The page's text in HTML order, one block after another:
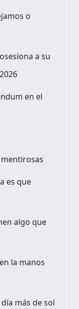
o
a su
en el
es que
algo que
la manos
más de sol